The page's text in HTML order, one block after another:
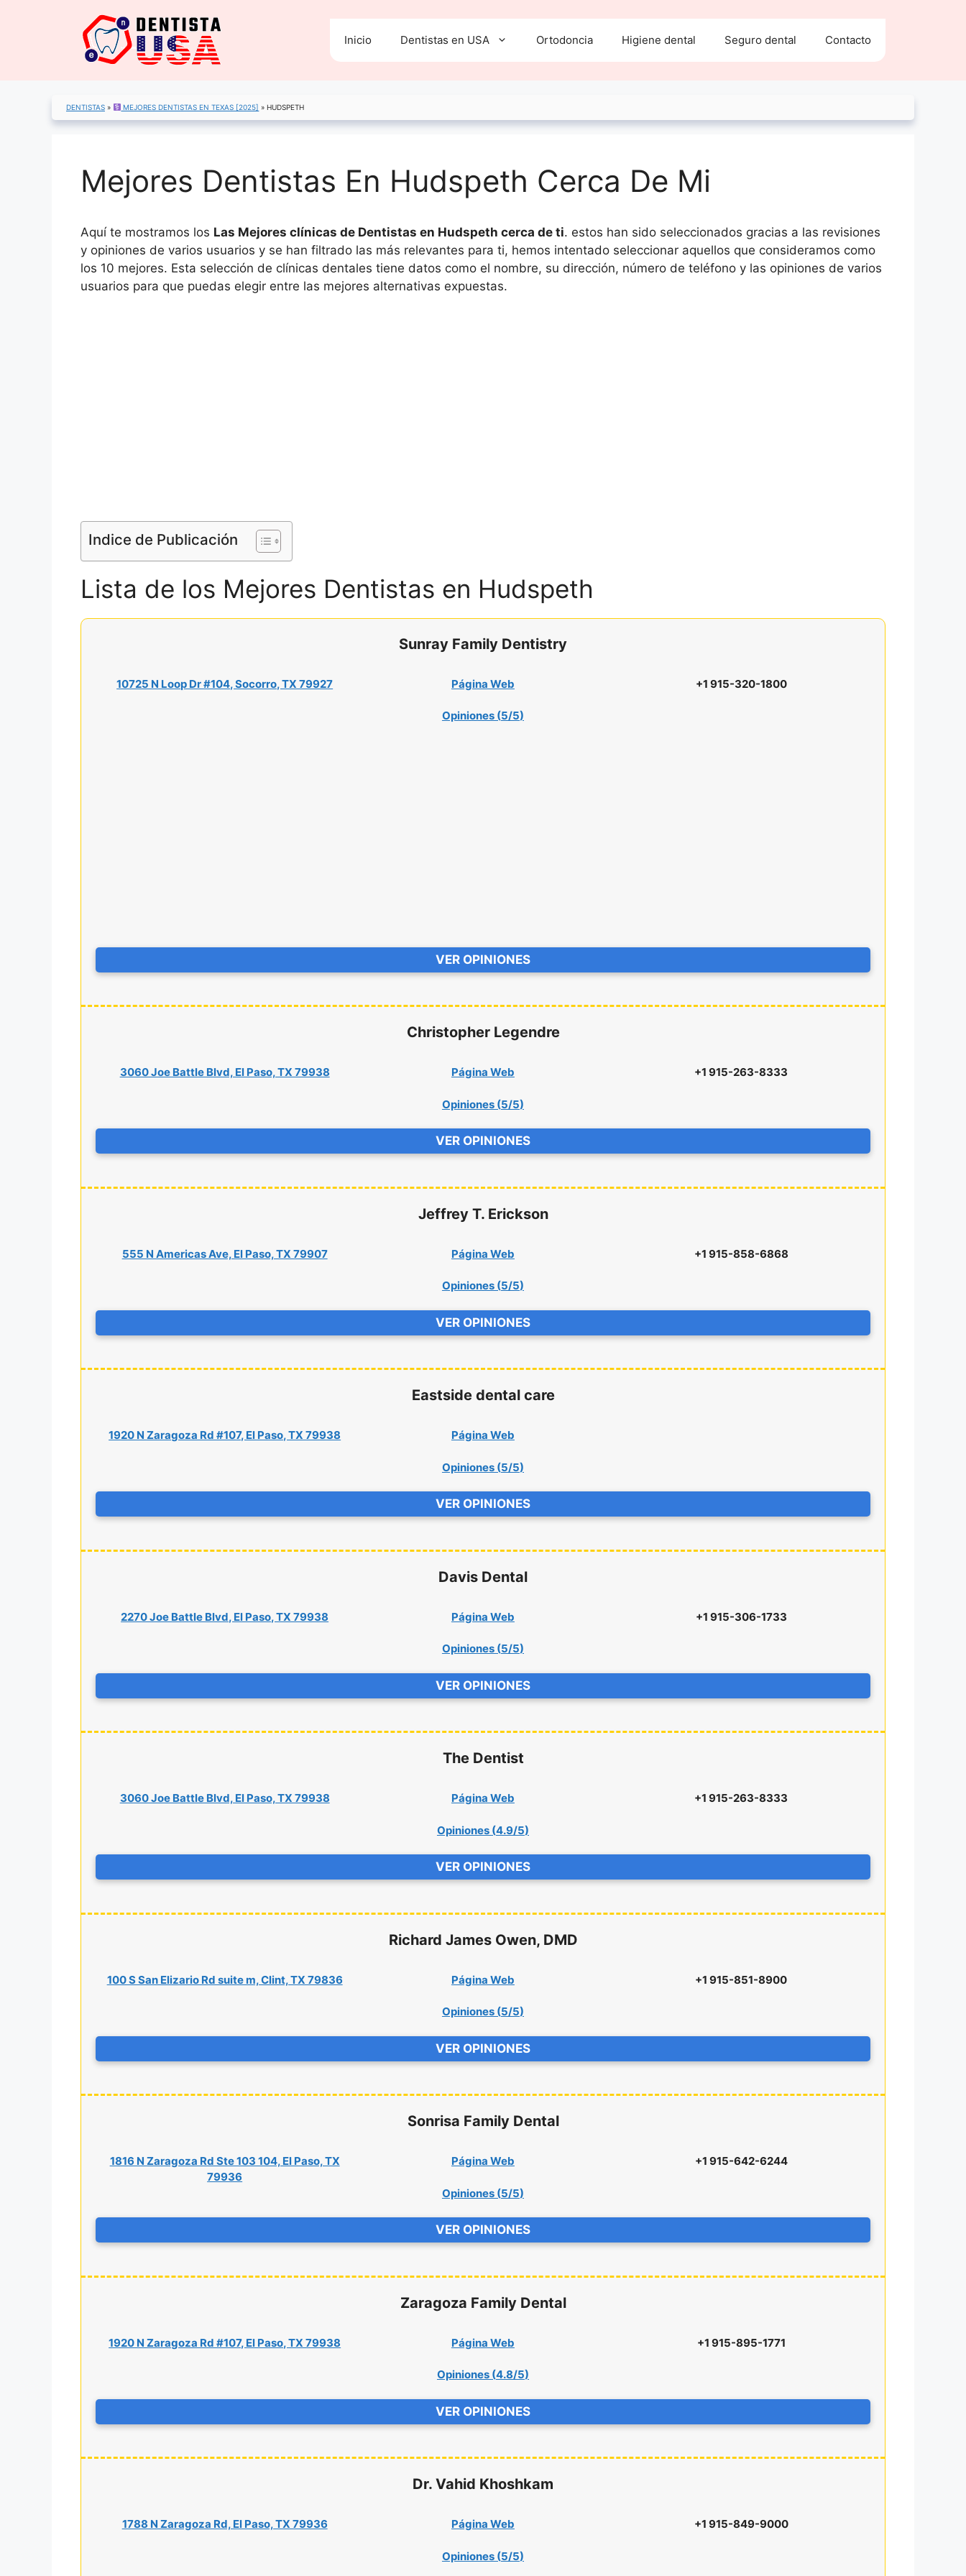
Inicio Dentistas en USA Ortodoncia Higiene dental Seguro dental Contacto
DENTISTAS » MEJORES DENTISTAS EN TEXAS [2025] »HUDSPETH
Mejores Dentistas En Hudspeth Cerca De Mi
Aquí te mostramos los Las Mejores clínicas de Dentistas en Hudspeth cerca de ti. estos han sido seleccionados gracias a las revisiones
y opiniones de varios usuarios y se han filtrado las más relevantes para ti, hemos intentado seleccionar aquellos que consideramos como
los 10 mejores. Esta selección de clínicas dentales tiene datos como el nombre, su dirección, número de teléfono y las opiniones de varios
usuarios para que puedas elegir entre las mejores alternativas expuestas.
Indice de Publicación
Lista de los Mejores Dentistas en Hudspeth
Sunray Family Dentistry
10725 N Loop Dr #104, Socorro, TX 79927 Página Web
Opiniones (5/5)
+1 915-320-1800
VER OPINIONES
Christopher Legendre
3060 Joe Battle Blvd, El Paso, TX 79938 Página Web
Opiniones (5/5)
+1 915-263-8333
VER OPINIONES
Jeffrey T. Erickson
555 N Americas Ave, El Paso, TX 79907 Página Web
Opiniones (5/5)
+1 915-858-6868
VER OPINIONES
Eastside dental care
1920 N Zaragoza Rd #107, El Paso, TX 79938 Página Web
Opiniones (5/5)
VER OPINIONES
Davis Dental
2270 Joe Battle Blvd, El Paso, TX 79938 Página Web
Opiniones (5/5)
+1 915-306-1733
VER OPINIONES
The Dentist
3060 Joe Battle Blvd, El Paso, TX 79938 Página Web
Opiniones (4.9/5)
+1 915-263-8333
VER OPINIONES
Richard James Owen, DMD
100 S San Elizario Rd suite m, Clint, TX 79836 Página Web
Opiniones (5/5)
+1 915-851-8900
VER OPINIONES
Sonrisa Family Dental
1816 N Zaragoza Rd Ste 103 104, El Paso, TX
79936
Página Web
Opiniones (5/5)
+1 915-642-6244
VER OPINIONES
Zaragoza Family Dental
1920 N Zaragoza Rd #107, El Paso, TX 79938 Página Web
Opiniones (4.8/5)
+1 915-895-1771
VER OPINIONES
Dr. Vahid Khoshkam
1788 N Zaragoza Rd, El Paso, TX 79936 Página Web
Opiniones (5/5)
+1 915-849-9000